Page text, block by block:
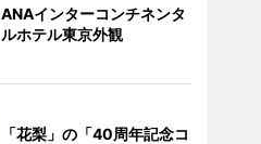
ANAインターコンチネンタ
ルホテル東京外観
「花梨」の「40周年記念コ